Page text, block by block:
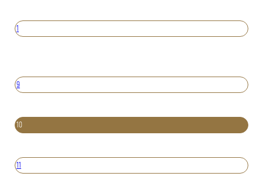
1
9
10
11